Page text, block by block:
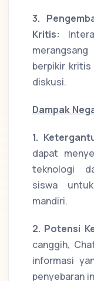
3.
Kritis:
berpikir
diskusi.
Dampak
1.
dapat
teknologi
siswa
mandiri.
2. Potensi
canggih,
informasi
penyebaran